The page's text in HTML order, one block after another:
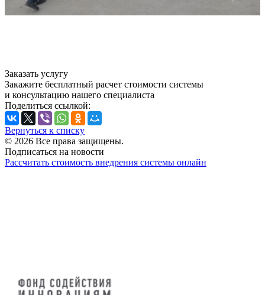
Заказать услугу
Закажите бесплатный расчет стоимости системы
и консультацию нашего специалиста
Поделиться ссылкой:
Вернуться к списку
© 2026 Все права защищены.
Подписаться на новости
Рассчитать стоимость внедрения системы онлайн